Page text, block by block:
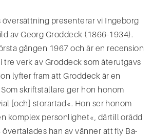
översättning presenterar vi Ingeborg
av Georg Groddeck (1866-­1934).
gången 1967 och är en recension
tre verk av Groddeck som återutgavs
lyfter fram att Groddeck är en
skriftställare ger hon honom
[och] storartad«. Hon ser honom
komplex personlighet«, därtill orädd
övertalades han av vänner att fly Ba­